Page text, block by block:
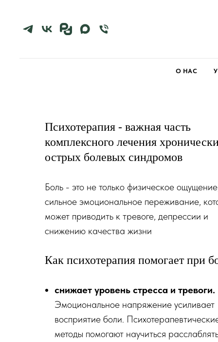
О НАС
Психотерапия - важная часть
комплексного лечения
острых болевых синдромов
Боль - это не только физическое
сильное эмоциональное переживание,
может приводить к тревоге, депрессии и
снижению качества жизни
Как психотерапия помогает при
снижает уровень стресса и тревоги.
Эмоциональное напряжение усиливает
восприятие боли.
методы помогают научиться